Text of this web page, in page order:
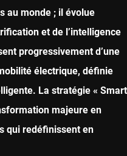
au monde ; il évolue
et de l’intelligence
progressivement d’une
électrique, définie
La stratégie « Smart
majeure en
qui redéfinissent en